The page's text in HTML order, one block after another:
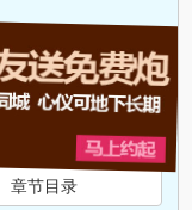
章节目录